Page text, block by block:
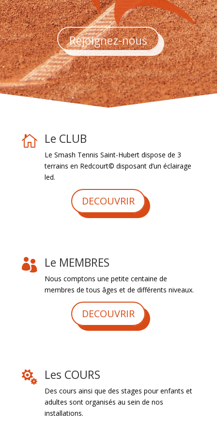
Rejoignez-nous
 Le CLUB
Le Smash Tennis Saint-Hubert dispose de 3
terrains en Redcourt© disposant d’un éclairage
led.
DECOUVRIR
 Le MEMBRES
Nous comptons une petite centaine de
membres de tous âges et de différents niveaux.
DECOUVRIR
 Les COURS
Des cours ainsi que des stages pour enfants et
adultes sont organisés au sein de nos
installations.